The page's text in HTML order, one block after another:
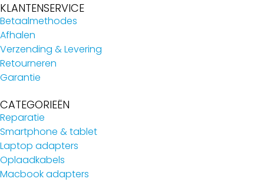
KLANTENSERVICE
Betaalmethodes
Afhalen
Verzending & Levering
Retourneren
Garantie
CATEGORIEËN
Reparatie
Smartphone & tablet
Laptop adapters
Oplaadkabels
Macbook adapters